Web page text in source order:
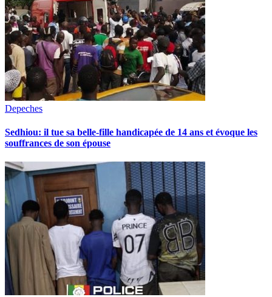
Depeches
Sedhiou: il tue sa belle-fille handicapée de 14 ans et évoque les
souffrances de son épouse